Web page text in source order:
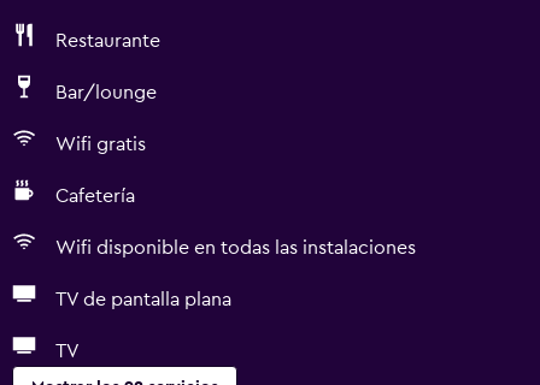
Restaurante
Bar/lounge
Wifi gratis
Cafetería
Wifi disponible en todas las instalaciones
TV de pantalla plana
TV